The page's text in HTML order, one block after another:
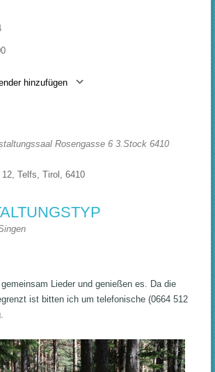
hinzufügen
Rosengasse 6 3.Stock 6410
Telfs, Tirol, 6410
Lieder und genießen es. Da die
ist bitten ich um telefonische (0664 512